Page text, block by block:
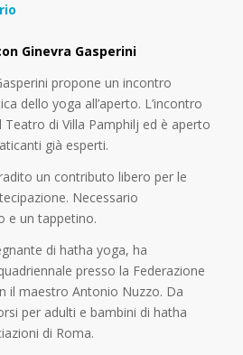
Ginevra Gasperini
propone un incontro
dello yoga all’aperto. L’incontro
di Villa Pamphilj ed è aperto
già esperti.
un contributo libero per le
Necessario
e un tappetino.
di hatha yoga, ha
presso la Federazione
il maestro Antonio Nuzzo. Da
per adulti e bambini di hatha
di Roma.